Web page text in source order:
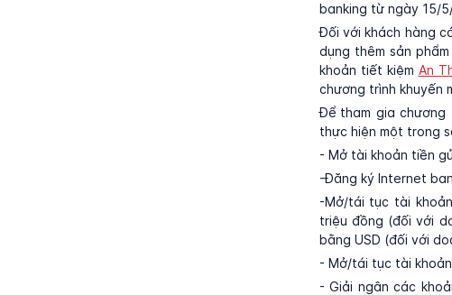
banking từ ngày 15/
Đối với khách hàng
dụng thêm sản
khoản tiết kiệm An
chương trình khuyến
Để tham gia chương
thực hiện một trong
- Mở tài khoản tiền
-Đăng ký Internet
-Mở/tái tục tài
triệu đồng (đối với
bằng USD (đối với
- Mở/tái tục tài
- Giải ngân các